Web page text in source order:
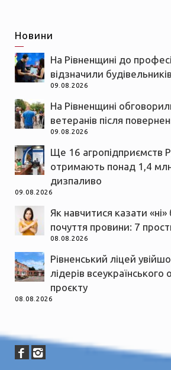
Новини
На Рівненщині до
відзначили будівельників
09.08.2026
На Рівненщині
ветеранів після
09.08.2026
Ще 16 агропідприємств
отримають понад 1,4
дизпаливо
09.08.2026
Як навчитися казати «ні»
почуття провини: 7
08.08.2026
Рівненський ліцей
лідерів всеукраїнського
проєкту
08.08.2026